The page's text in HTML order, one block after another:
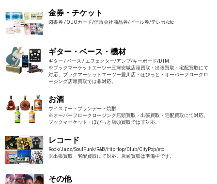
金券・チケット
図書券 / QUOカード/信販会社商品券/ビール券/テレカ/etc
ギター・ベース・機材
ギター / ベース / エフェクター/アンプ/キーボード/DTM
※ブックマーケットエーツー三河安城店頭買取・出張買取・宅配買取にて
対応。ブックマーケットエーツー豊川店・ほびっと・オーバーフロークロ
ージング店頭買取では非対応。
お酒
ウイスキー・ブランデー・焼酎
※オーバーフロークロージング店頭買取・出張買取・宅配買取にて対応。
ブックマーケット・ほびっと店頭買取では非対応。
レコード
Rock/Jazz/SoulFunk/R&B/HipHop/Club/CityPop/etc
※出張買取・宅配買取にて対応。店頭買取は準備中です。
その他